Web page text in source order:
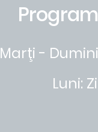
Marţi -
Luni: